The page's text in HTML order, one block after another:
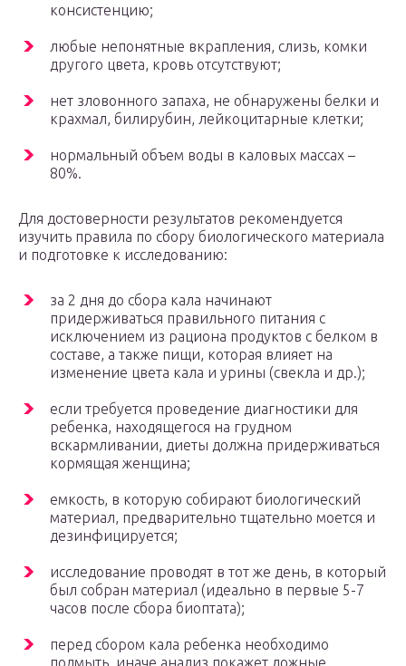
консистенцию;
любые непонятные вкрапления, слизь, комки
другого цвета, кровь отсутствуют;
нет зловонного запаха, не обнаружены белки и
крахмал, билирубин, лейкоцитарные клетки;
нормальный объем воды в каловых массах –
80%.
Для достоверности результатов рекомендуется
изучить правила по сбору биологического материала
и подготовке к исследованию:
за 2 дня до сбора кала начинают
придерживаться правильного питания с
исключением из рациона продуктов с белком в
составе, а также пищи, которая влияет на
изменение цвета кала и урины (свекла и др.);
если требуется проведение диагностики для
ребенка, находящегося на грудном
вскармливании, диеты должна придерживаться
кормящая женщина;
емкость, в которую собирают биологический
материал, предварительно тщательно моется и
дезинфицируется;
исследование проводят в тот же день, в который
был собран материал (идеально в первые 5-7
часов после сбора биоптата);
перед сбором кала ребенка необходимо
подмыть, иначе анализ покажет ложные